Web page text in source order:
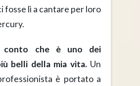
fosse lì a cantare per loro
conto che è uno dei
belli della mia vita.Un
è portato a